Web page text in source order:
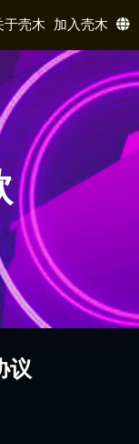
于壳木 加入壳木
议